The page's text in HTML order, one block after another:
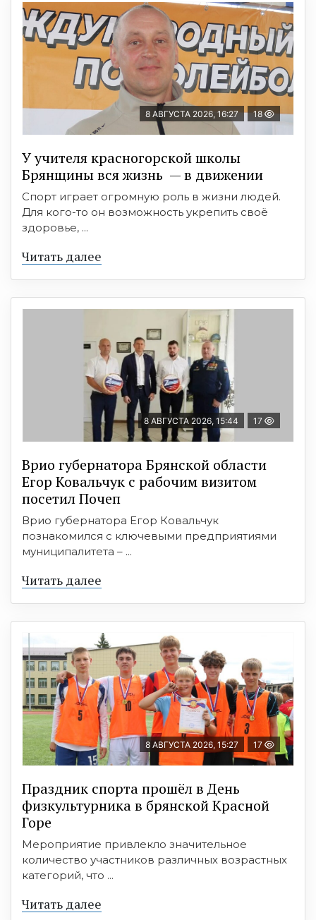
8 АВГУСТА 2026, 16:27 18
У учителя красногорской школы
Брянщины вся жизнь — в движении
Спорт играет огромную роль в жизни людей.
Для кого-то он возможность укрепить своё
здоровье, ...
Читать далее
8 АВГУСТА 2026, 15:44 17
Врио губернатора Брянской области
Егор Ковальчук с рабочим визитом
посетил Почеп
Врио губернатора Егор Ковальчук
познакомился с ключевыми предприятиями
муниципалитета – ...
Читать далее
8 АВГУСТА 2026, 15:27 17
Праздник спорта прошёл в День
физкультурника в брянской Красной
Горе
Мероприятие привлекло значительное
количество участников различных возрастных
категорий, что ...
Читать далее